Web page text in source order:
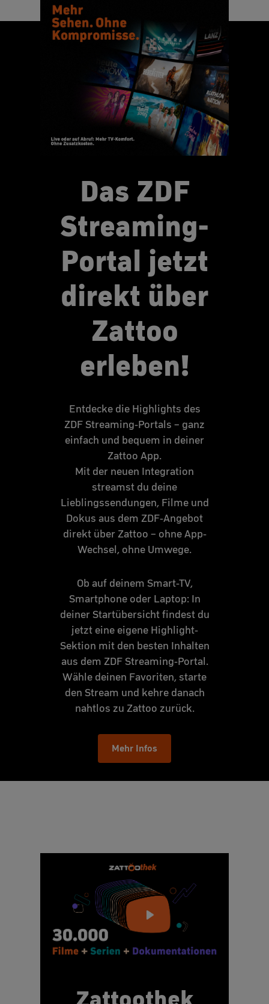
Das ZDF
Streaming-
Portal jetzt
direkt über
Zattoo
erleben!
Entdecke die Highlights des
ZDF Streaming-Portals – ganz
einfach und bequem in deiner
Zattoo App.
Mit der neuen Integration
streamst du deine
Lieblingssendungen, Filme und
Dokus aus dem ZDF-Angebot
direkt über Zattoo – ohne App-
Wechsel, ohne Umwege.
Ob auf deinem Smart-TV,
Smartphone oder Laptop: In
deiner Startübersicht findest du
jetzt eine eigene Highlight-
Sektion mit den besten Inhalten
aus dem ZDF Streaming-Portal.
Wähle deinen Favoriten, starte
den Stream und kehre danach
nahtlos zu Zattoo zurück.
Mehr Infos
Zattoothek